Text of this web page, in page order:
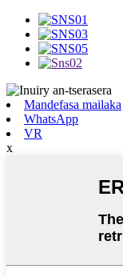
Mandefasa mailaka
WhatsApp
VR
x